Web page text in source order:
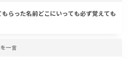
らった名前どこにいっても必ず覚えても
一言